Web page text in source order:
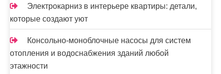
Электрокарниз в интерьере квартиры: детали,
которые создают уют
Консольно-моноблочные насосы для систем
отопления и водоснабжения зданий любой
этажности